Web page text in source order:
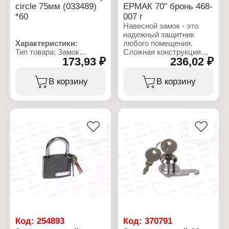
дужки: есть
Материал механизма:
circle 75мм (033489)
*60
Характеристики:
Тип товара: Замок
Вид: навесной
Материал: сталь, чугун
Количество ключей в
173,93 ₽
В корзину
ЕРМАК 70" бронь 468-
007 г
Навесной замок - это
надежный защитник
любого помещения.
Сложная конструкция
замка повышает
стойкость к взлому, а
закаленная дужка
снижает вероятность её
резиновыми кольцами.
Корпус изготовлен из
высокопрочного чугуна,
что гарантирует долгий
срок службы. Замок
запирается
автоматически, при
Бренд: Ермак
Артикул: 468-007
236,02 ₽
В корзину
Код: 254893
Код:370791